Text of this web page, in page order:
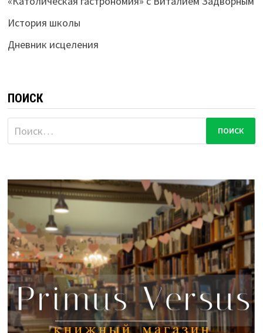
История школы
Дневник исцеления
ПОИСК
Найти: